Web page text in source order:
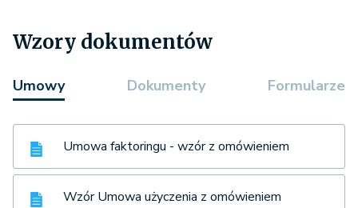
Wzory dokumentów
Umowy Dokumenty Formularze
Umowa faktoringu - wzór z omówieniem
Wzór Umowa użyczenia z omówieniem